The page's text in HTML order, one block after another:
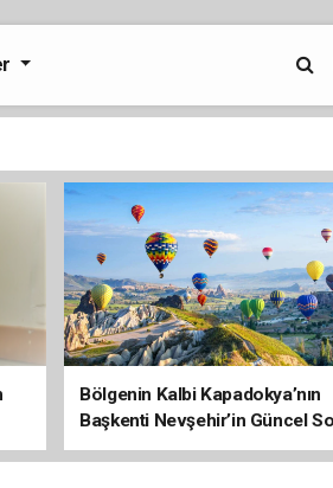
Bölgenin Kalbi Kapadokya’nın
Başkenti Nevşehir’in Güncel
ve Çözüm Haritası